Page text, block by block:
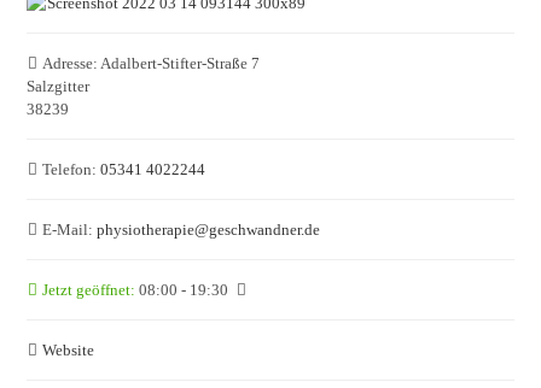
Adresse: Adalbert-Stifter-Straße 7
Salzgitter
38239
Telefon: 05341 4022244
E-Mail: physiotherapie@geschwandner.de
Jetzt geöffnet: 08:00 - 19:30
Website